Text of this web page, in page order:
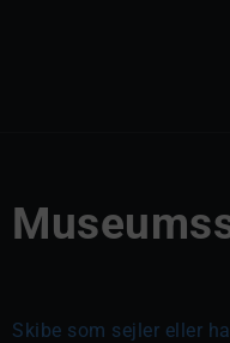
Skibe som sejler eller